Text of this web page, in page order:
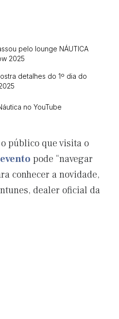
pelo lounge NÁUTICA
2025
detalhes do 1º dia do
no YouTube
público que visita o
evento pode “navegar
conhecer a novidade,
dealer oficial da